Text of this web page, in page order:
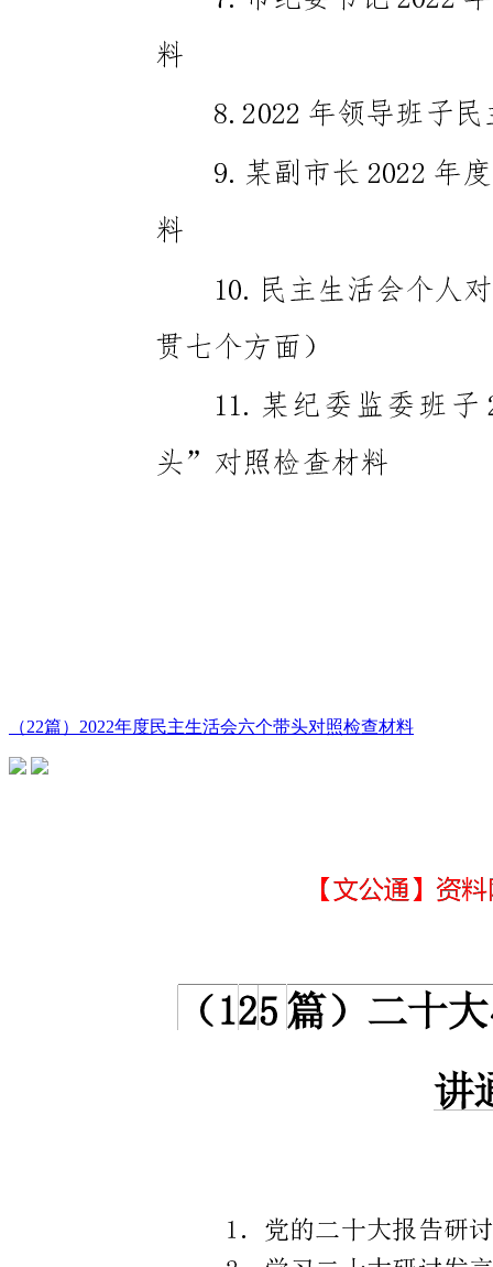
（22篇）2022年度民主生活会六个带头对照检查材料